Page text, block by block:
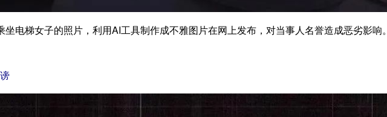
梯女子的照片，利用AI工具制作成不雅图片在网上发布，对当事人名誉造成恶劣影响